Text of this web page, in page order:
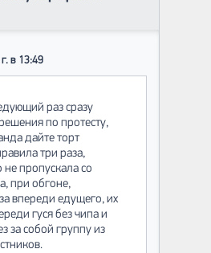
в 13:49
раз сразу
по протесту,
дайте торт
три раза,
пропускала со
при обгоне,
впереди едущего, их
гуся без чипа и
за собой группу из